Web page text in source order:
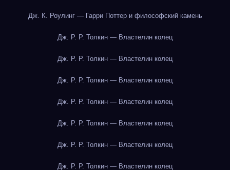
Дж. К. Роулинг — Гарри Поттер и философский камень
Дж. Р. Р. Толкин — Властелин колец
Дж. Р. Р. Толкин — Властелин колец
Дж. Р. Р. Толкин — Властелин колец
Дж. Р. Р. Толкин — Властелин колец
Дж. Р. Р. Толкин — Властелин колец
Дж. Р. Р. Толкин — Властелин колец
Дж. Р. Р. Толкин — Властелин колец